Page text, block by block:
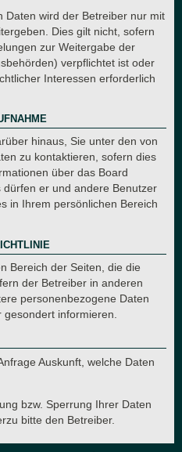
Daten wird der Betreiber nur mit
Dies gilt nicht, sofern
zur Weitergabe der
verpflichtet ist oder
Interessen erforderlich
hinaus, Sie unter den von
zu kontaktieren, sofern dies
über das Board
er und andere Benutzer
in Ihrem persönlichen Bereich
Bereich der Seiten, die die
der Betreiber in anderen
personenbezogene Daten
informieren.
Auskunft, welche Daten
bzw. Sperrung Ihrer Daten
bitte den Betreiber.